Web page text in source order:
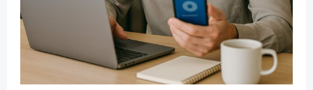
MI CUENTA